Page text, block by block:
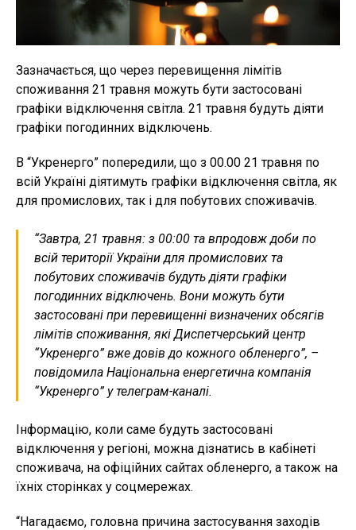
Зазначається, що через перевищення лімітів
споживання 21 травня можуть бути застосовані
графіки відключення світла. 21 травня будуть діяти
графіки погодинних відключень.
В “Укренерго” попередили, що з 00.00 21 травня по
всій Україні діятимуть графіки відключення світла, як
для промислових, так і для побутових споживачів.
“Завтра, 21 травня: з 00:00 та впродовж доби по
всій території України для промислових та
побутових споживачів будуть діяти графіки
погодинних відключень. Вони можуть бути
застосовані при перевищенні визначених обсягів
лімітів споживання, які Диспетчерський центр
“Укренерго” вже довів до кожного обленерго”, –
повідомила Національна енергетична компанія
“Укренерго” у телеграм-каналі.
Інформацію, коли саме будуть застосовані
відключення у регіоні, можна дізнатись в кабінеті
споживача, на офіційних сайтах обленерго, а також на
їхніх сторінках у соцмережах.
“Нагадаємо, головна причина застосування заходів